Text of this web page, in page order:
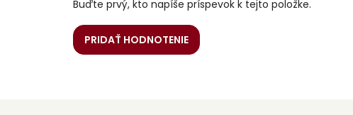
Buďte prvý, kto napíše príspevok k tejto položke.
PRIDAŤ HODNOTENIE